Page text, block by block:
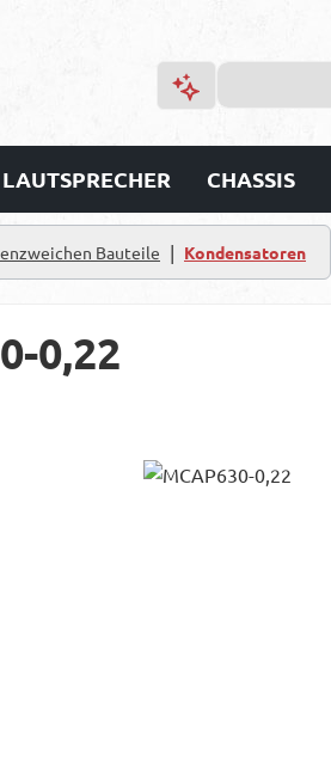
LAUTSPRECHER CHASSIS
Bauteile | Kondensatoren
0,22